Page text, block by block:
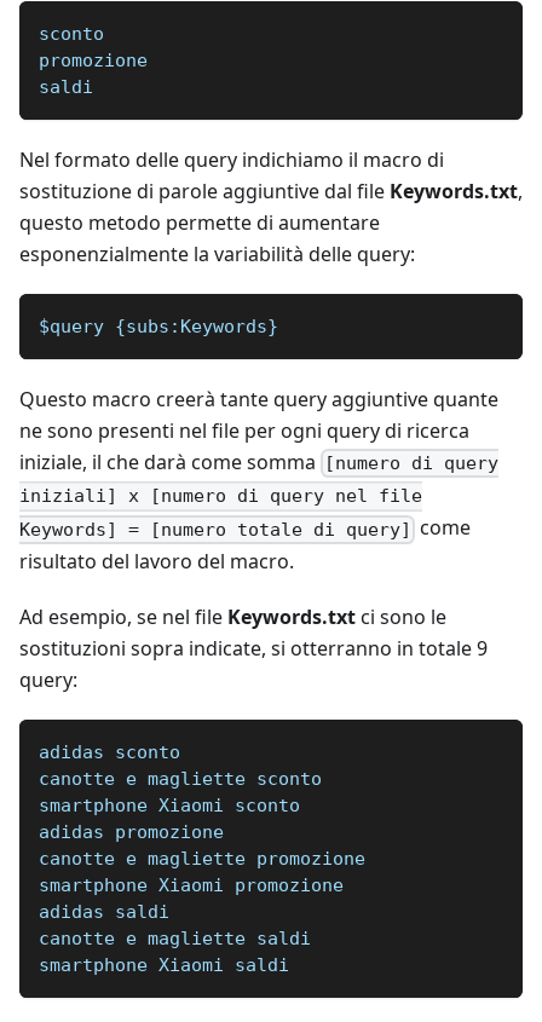
sconto
promozione
saldi
Nel formato delle query indichiamo il macro di
sostituzione di parole aggiuntive dal file Keywords.txt,
questo metodo permette di aumentare
esponenzialmente la variabilità delle query:
$query {subs:Keywords}
Questo macro creerà tante query aggiuntive quante
ne sono presenti nel file per ogni query di ricerca
iniziale, il che darà come somma
[numero di query
iniziali] x [numero di query nel file
Keywords] = [numero totale di query] come
risultato del lavoro del macro.
Ad esempio, se nel file Keywords.txtci sono le
sostituzioni sopra indicate, si otterranno in totale 9
query:
adidas sconto
canotte e magliette sconto
smartphone Xiaomi sconto
adidas promozione
canotte e magliette promozione
smartphone Xiaomi promozione
adidas saldi
canotte e magliette saldi
smartphone Xiaomi saldi